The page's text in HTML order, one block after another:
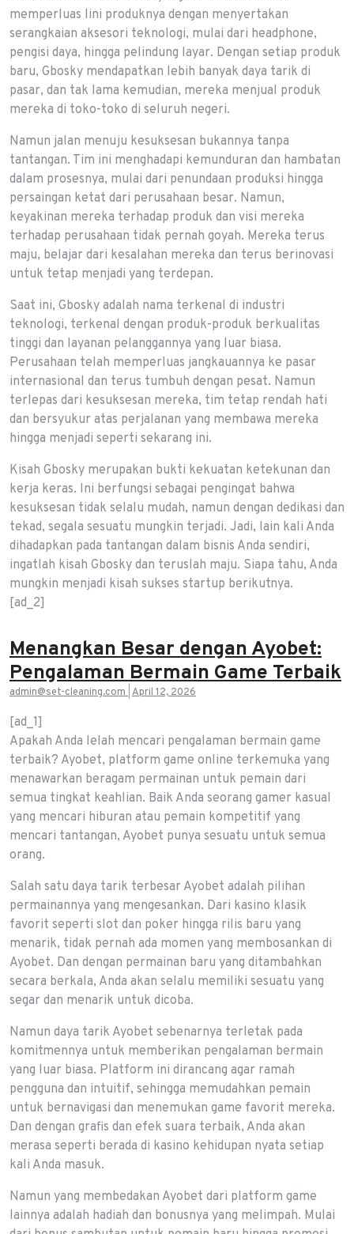
memperluas lini produknya dengan menyertakan
serangkaian aksesori teknologi, mulai dari headphone,
pengisi daya, hingga pelindung layar. Dengan setiap produk
baru, Gbosky mendapatkan lebih banyak daya tarik di
pasar, dan tak lama kemudian, mereka menjual produk
mereka di toko-toko di seluruh negeri.
Namun jalan menuju kesuksesan bukannya tanpa
tantangan. Tim ini menghadapi kemunduran dan hambatan
dalam prosesnya, mulai dari penundaan produksi hingga
persaingan ketat dari perusahaan besar. Namun,
keyakinan mereka terhadap produk dan visi mereka
terhadap perusahaan tidak pernah goyah. Mereka terus
maju, belajar dari kesalahan mereka dan terus berinovasi
untuk tetap menjadi yang terdepan.
Saat ini, Gbosky adalah nama terkenal di industri
teknologi, terkenal dengan produk-produk berkualitas
tinggi dan layanan pelanggannya yang luar biasa.
Perusahaan telah memperluas jangkauannya ke pasar
internasional dan terus tumbuh dengan pesat. Namun
terlepas dari kesuksesan mereka, tim tetap rendah hati
dan bersyukur atas perjalanan yang membawa mereka
hingga menjadi seperti sekarang ini.
Kisah Gbosky merupakan bukti kekuatan ketekunan dan
kerja keras. Ini berfungsi sebagai pengingat bahwa
kesuksesan tidak selalu mudah, namun dengan dedikasi dan
tekad, segala sesuatu mungkin terjadi. Jadi, lain kali Anda
dihadapkan pada tantangan dalam bisnis Anda sendiri,
ingatlah kisah Gbosky dan teruslah maju. Siapa tahu, Anda
mungkin menjadi kisah sukses startup berikutnya.
[ad_2]
Menangkan Besar dengan Ayobet:
Pengalaman Bermain Game Terbaik
admin@set-cleaning.com April 12, 2026
[ad_1]
Apakah Anda lelah mencari pengalaman bermain game
terbaik? Ayobet, platform game online terkemuka yang
menawarkan beragam permainan untuk pemain dari
semua tingkat keahlian. Baik Anda seorang gamer kasual
yang mencari hiburan atau pemain kompetitif yang
mencari tantangan, Ayobet punya sesuatu untuk semua
orang.
Salah satu daya tarik terbesar Ayobet adalah pilihan
permainannya yang mengesankan. Dari kasino klasik
favorit seperti slot dan poker hingga rilis baru yang
menarik, tidak pernah ada momen yang membosankan di
Ayobet. Dan dengan permainan baru yang ditambahkan
secara berkala, Anda akan selalu memiliki sesuatu yang
segar dan menarik untuk dicoba.
Namun daya tarik Ayobet sebenarnya terletak pada
komitmennya untuk memberikan pengalaman bermain
yang luar biasa. Platform ini dirancang agar ramah
pengguna dan intuitif, sehingga memudahkan pemain
untuk bernavigasi dan menemukan game favorit mereka.
Dan dengan grafis dan efek suara terbaik, Anda akan
merasa seperti berada di kasino kehidupan nyata setiap
kali Anda masuk.
Namun yang membedakan Ayobet dari platform game
lainnya adalah hadiah dan bonusnya yang melimpah. Mulai